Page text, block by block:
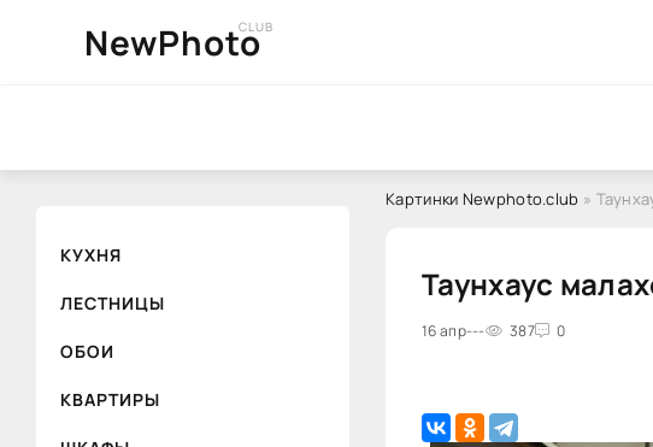
NewPhoto
CLUB
КУХНЯ
ЛЕСТНИЦЫ
ОБОИ
КВАРТИРЫ
Картинки Newphoto.club »
Таунхаус
16 апр--- 387 0